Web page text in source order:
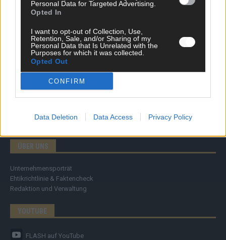
Personal Data for Targeted Advertising.
Opted In
I want to opt-out of Collection, Use,
Retention, Sale, and/or Sharing of my
Personal Data that Is Unrelated with the
Purposes for which it was collected.
Opted Out
CONFIRM
Data Deletion Data Access Privacy Policy
Specials
Streams & Storys
Eurovision
FLASH – DAS VIDEOPORTAL
ÜBER UNS
Unternehmensporträt
Ehtikrichtlinie & Faktencheck
Redaktion und Verwaltung
YOUTUBE
FLASH auf YouTube